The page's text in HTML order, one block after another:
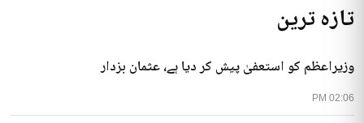
تازہ ترین
02:06 PM
وزیراعظم کو استعفیٰ پیش کر دیا ہے، عثمان بزدار